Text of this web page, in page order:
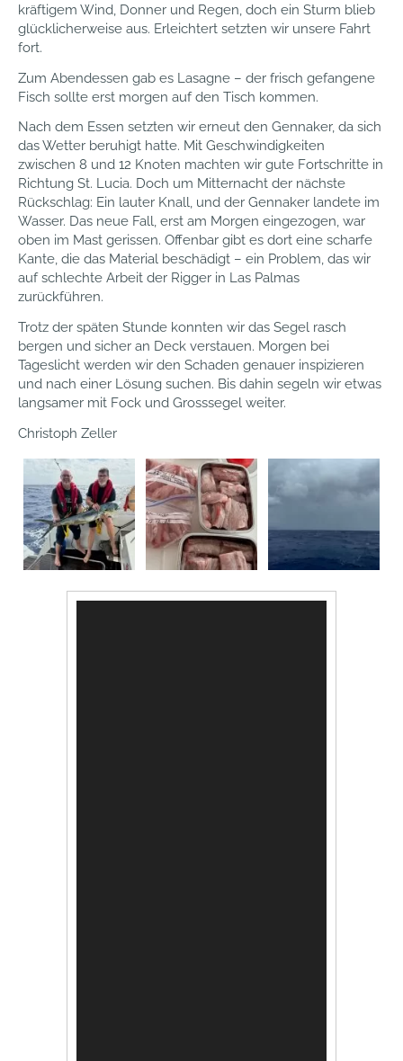
kräftigem Wind, Donner und Regen, doch ein Sturm blieb
glücklicherweise aus. Erleichtert setzten wir unsere Fahrt
fort.
Zum Abendessen gab es Lasagne – der frisch gefangene
Fisch sollte erst morgen auf den Tisch kommen.
Nach dem Essen setzten wir erneut den Gennaker, da sich
das Wetter beruhigt hatte. Mit Geschwindigkeiten
zwischen 8 und 12 Knoten machten wir gute Fortschritte in
Richtung St. Lucia. Doch um Mitternacht der nächste
Rückschlag: Ein lauter Knall, und der Gennaker landete im
Wasser. Das neue Fall, erst am Morgen eingezogen, war
oben im Mast gerissen. Offenbar gibt es dort eine scharfe
Kante, die das Material beschädigt – ein Problem, das wir
auf schlechte Arbeit der Rigger in Las Palmas
zurückführen.
Trotz der späten Stunde konnten wir das Segel rasch
bergen und sicher an Deck verstauen. Morgen bei
Tageslicht werden wir den Schaden genauer inspizieren
und nach einer Lösung suchen. Bis dahin segeln wir etwas
langsamer mit Fock und Grosssegel weiter.
Christoph Zeller